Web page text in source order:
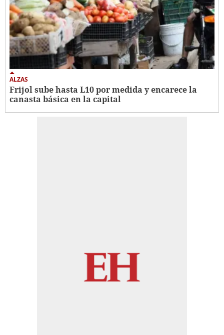
ALZAS
Frijol sube hasta L10 por medida y encarece la
canasta básica en la capital